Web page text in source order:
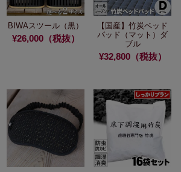
BIWAスツール（黒）
¥26,000（税抜）
【国産】竹炭ベッド
パッド（マット）ダ
ブル
¥32,800（税抜）